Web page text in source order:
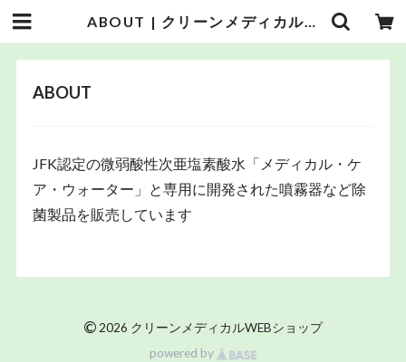
ABOUT | クリーンメディカルWEBショップ
ABOUT
JFK認定の微弱酸性次亜塩素酸水「メディカル・ケ
ア・ウォーター」と専用に開発された噴霧器など除
菌製品を販売しています
© 2026 クリーンメディカルWEBショップ
powered by